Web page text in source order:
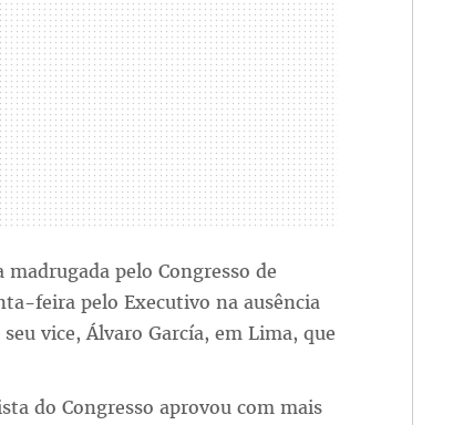
pelo Congresso de
feira pelo Executivo na ausência
vice, Álvaro García, em Lima, que
do Congresso aprovou com mais